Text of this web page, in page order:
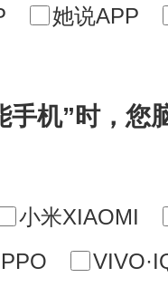
她说APP
手机”时，您
小米XIAOMI